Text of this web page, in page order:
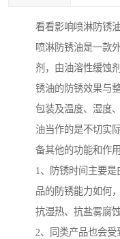
看看影响喷淋防锈
喷淋防锈油是一款
剂，由油溶性缓蚀
锈油的防锈效果与
包装及温度、湿度
油当作的是不切实
备其他的功能和作
1、防锈时间主要
品的防锈能力如何
抗湿热、抗盐雾腐蚀
2、同类产品也会